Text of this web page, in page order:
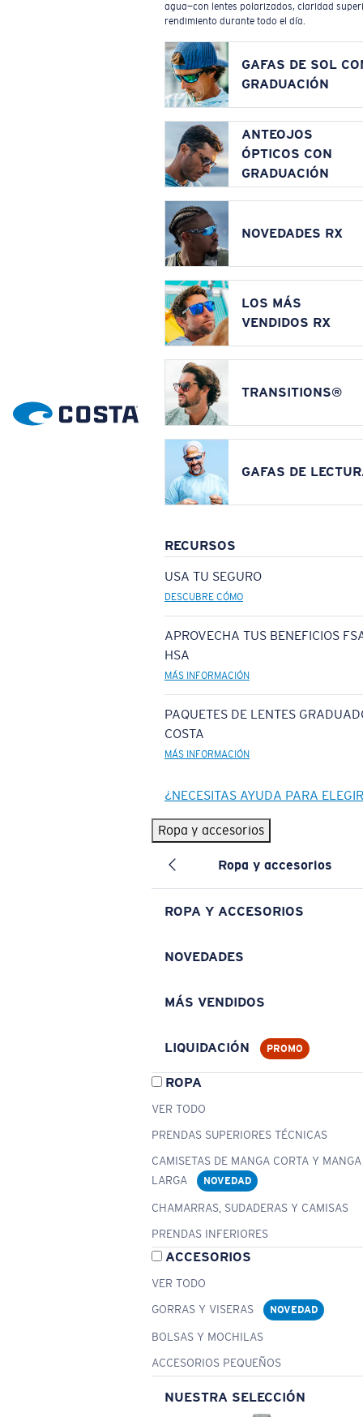
agua—con lentes polarizados, claridad
rendimiento durante todo el día.
GAFAS DE SOL
GRADUACIÓN
ANTEOJOS
ÓPTICOS CON
GRADUACIÓN
NOVEDADES RX
LOS MÁS
VENDIDOS RX
TRANSITIONS®
GAFAS DE
RECURSOS
USA TU SEGURO
DESCUBRE CÓMO
APROVECHA TUS BENEFICIOS
HSA
MÁS INFORMACIÓN
PAQUETES DE LENTES
COSTA
MÁS INFORMACIÓN
¿NECESITAS AYUDA PARA
Ropa y accesorios
Ropa y accesorios
ROPA Y ACCESORIOS
NOVEDADES
MÁS VENDIDOS
LIQUIDACIÓN PROMO
ROPA
VER TODO
PRENDAS SUPERIORES TÉCNICAS
CAMISETAS DE MANGA CORTA Y MANGA
LARGA
NOVEDAD
CHAMARRAS, SUDADERAS Y CAMISAS
PRENDAS INFERIORES
ACCESORIOS
VER TODO
GORRAS Y VISERAS
NOVEDAD
BOLSAS Y MOCHILAS
ACCESORIOS PEQUEÑOS
NUESTRA SELECCIÓN